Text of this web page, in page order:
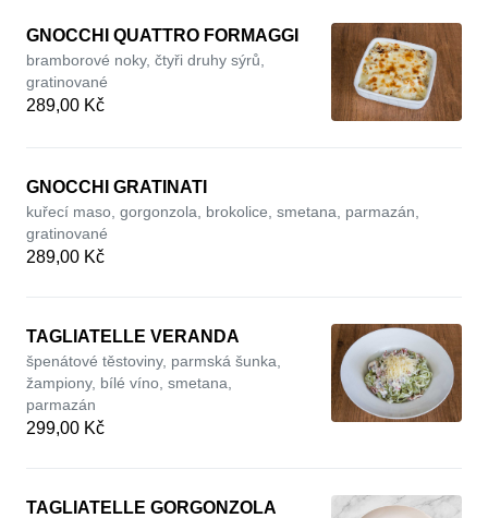
GNOCCHI QUATTRO FORMAGGI
bramborové noky, čtyři druhy sýrů,
gratinované
289,00 Kč
GNOCCHI GRATINATI
kuřecí maso, gorgonzola, brokolice, smetana, parmazán,
gratinované
289,00 Kč
TAGLIATELLE VERANDA
špenátové těstoviny, parmská šunka,
žampiony, bílé víno, smetana,
parmazán
299,00 Kč
TAGLIATELLE GORGONZOLA